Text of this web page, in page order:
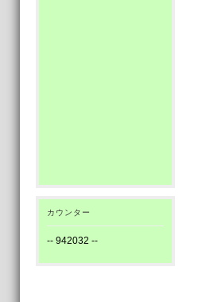
カウンター
-- 942032 --